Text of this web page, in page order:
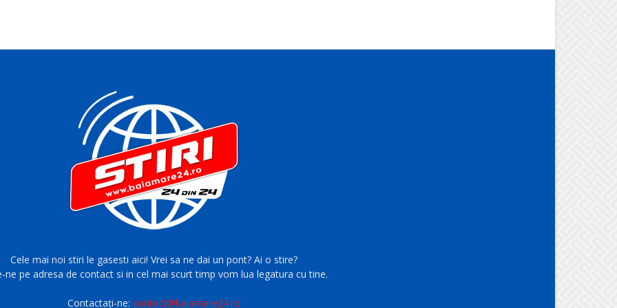
Cele mai noi stiri le gasesti aici! Vrei sa ne dai un pont? Ai o stire?
ne pe adresa de contact si in cel mai scurt timp vom lua legatura cu tine.
Contactați-ne:contact@baiamare24.ro